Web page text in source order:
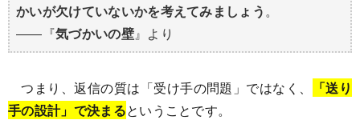
かいが欠けていないかを考えてみましょう。
――『気づかいの壁』より
つまり、返信の質は「受け手の問題」ではなく、
「送り
手の設計」で決まるということです。